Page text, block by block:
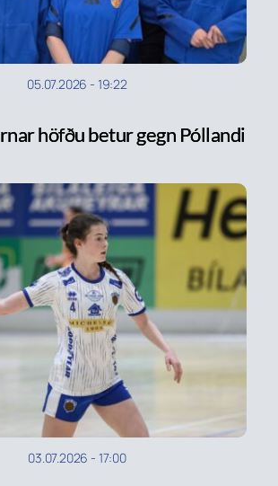
05.07.2026 - 19:22
höfðu betur gegn Póllandi
03.07.2026 - 17:00